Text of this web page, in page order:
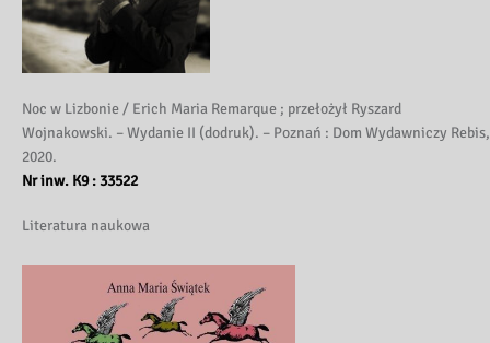
Noc w Lizbonie / Erich Maria Remarque ; przełożył Ryszard
Wojnakowski. – Wydanie II (dodruk). – Poznań : Dom Wydawniczy Rebis,
2020.
Nr inw. K9 : 33522
Literatura naukowa